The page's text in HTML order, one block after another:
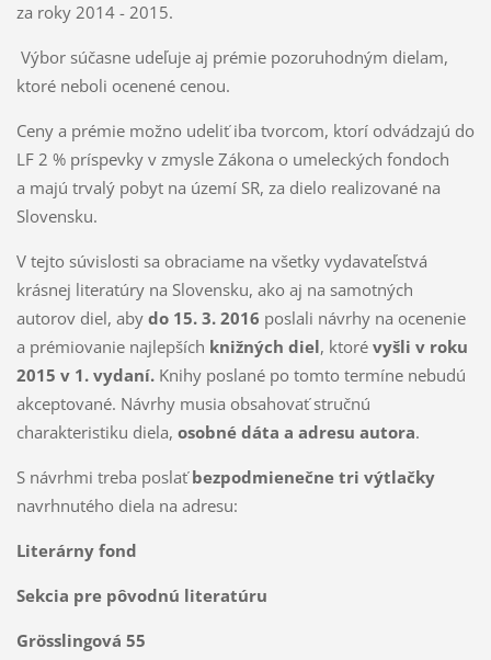
za roky 2014 - 2015.
Výbor súčasne udeľuje aj prémie pozoruhodným dielam,
ktoré neboli ocenené cenou.
Ceny a prémie možno udeliť iba tvorcom, ktorí odvádzajú do
LF 2 % príspevky v zmysle Zákona o umeleckých fondoch
a majú trvalý pobyt na území SR, za dielo realizované na
Slovensku.
V tejto súvislosti sa obraciame na všetky vydavateľstvá
krásnej literatúry na Slovensku, ako aj na samotných
autorov diel, aby do 15. 3. 2016 poslali návrhy na ocenenie
a prémiovanie najlepších knižných diel, ktoré vyšli v roku
2015 v 1. vydaní.Knihy poslané po tomto termíne nebudú
akceptované. Návrhy musia obsahovať stručnú
charakteristiku diela, osobné dáta a adresu autora.
S návrhmi treba poslaťbezpodmienečne tri výtlačky
navrhnutého diela na adresu:
Literárny fond
Sekcia pre pôvodnú literatúru
Grösslingová 55